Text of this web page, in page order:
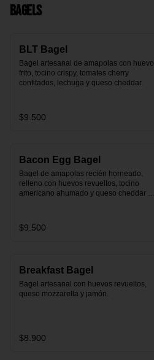
Bagels
BLT Bagel
Bagel artesanal de amapolas con huevo
frito, tocino crispy, tomates cherry
confitados, lechuga y queso cheddar.
$9.500
Bacon Egg Bagel
Bagel de amapolas recién horneado,
relleno con huevos revueltos, tocino
americano ahumado y queso cheddar
$9.500
Breakfast Bagel
Bagel artesanal con huevos revueltos,
queso mozzarella y jamón.
$8.900